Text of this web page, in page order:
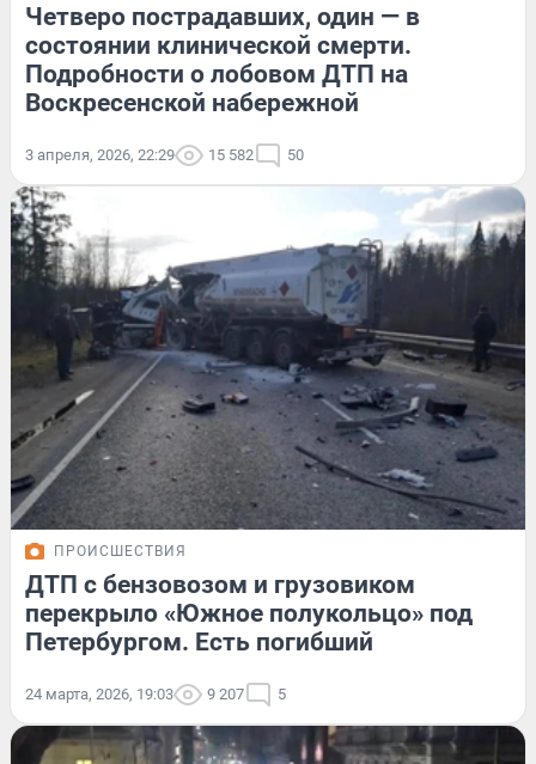
Четверо пострадавших, один — в
состоянии клинической смерти.
Подробности о лобовом ДТП на
Воскресенской набережной
3 апреля, 2026, 22:29 15 582 50
ПРОИСШЕСТВИЯ
ДТП с бензовозом и грузовиком
перекрыло «Южное полукольцо» под
Петербургом. Есть погибший
24 марта, 2026, 19:03 9 207 5